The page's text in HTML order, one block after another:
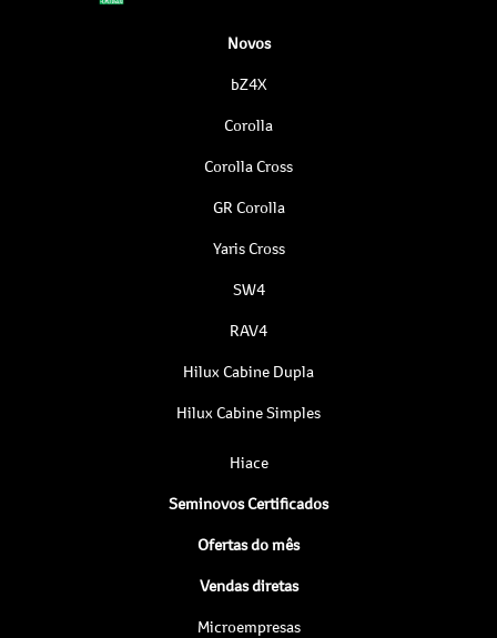
Novos
bZ4X
Corolla
Corolla Cross
GR Corolla
Yaris Cross
SW4
RAV4
Hilux Cabine Dupla
Hilux Cabine Simples
Hiace
Seminovos Certificados
Ofertas do mês
Vendas diretas
Microempresas